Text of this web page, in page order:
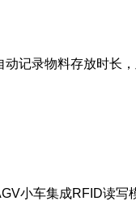
记录物料存放时长
小车集成RFID读写